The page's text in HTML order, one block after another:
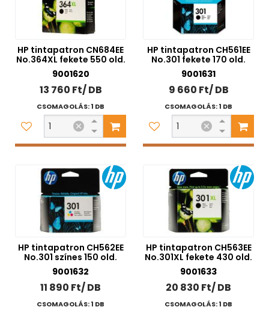
HP tintapatron CN684EE
No.364XL fekete 550 old.
9001620
13 760 Ft/ DB
CSOMAGOLÁS: 1 DB
HP tintapatron CH561EE
No.301 fekete 170 old.
9001631
9 660 Ft/ DB
CSOMAGOLÁS: 1 DB
HP tintapatron CH562EE
No.301 színes 150 old.
9001632
11 890 Ft/ DB
CSOMAGOLÁS: 1 DB
HP tintapatron CH563EE
No.301XL fekete 430 old.
9001633
20 830 Ft/ DB
CSOMAGOLÁS: 1 DB